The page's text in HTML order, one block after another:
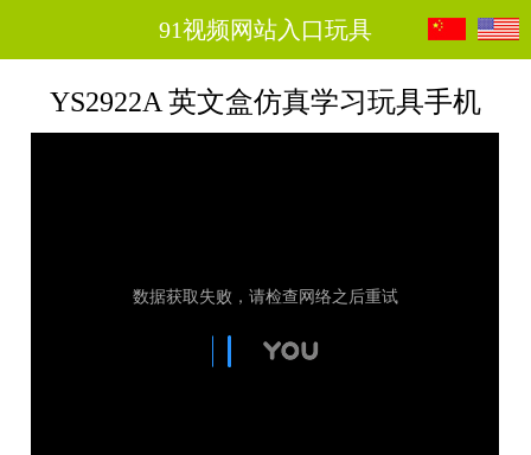
91视频网站入口玩具
YS2922A 英文盒仿真学习玩具手机